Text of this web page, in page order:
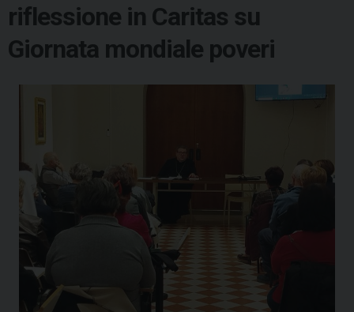
riflessione in Caritas su
Giornata mondiale poveri